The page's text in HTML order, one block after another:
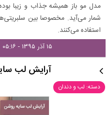
مدل مو باز همیشه جذاب و زیبا
شمار می‌آید. مخصوصا بین
استفاده می‌کنند.
۱۵ آذر ۱۳۹۵ - ۰۵:۱۶
آرایش لب
دسته: لب و دندان